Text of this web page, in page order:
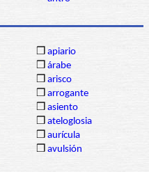
❒ apiario
❒ árabe
❒ arisco
❒ arrogante
❒ asiento
❒ ateloglosia
❒ aurícula
❒ avulsión